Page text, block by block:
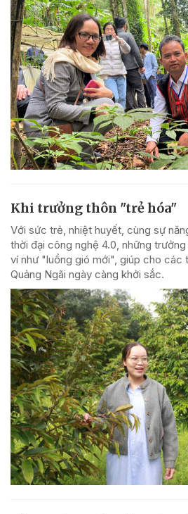
Khi trưởng thôn "trẻ hóa"
Với sức trẻ, nhiệt huyết, cùng sự
thời đại công nghệ 4.0, những
ví như "luồng gió mới", giúp cho các
Quảng Ngãi ngày càng khởi sắc.